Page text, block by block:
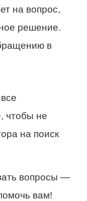
на вопрос,
решение.
в
чтобы не
на поиск
вопросы —
вам!